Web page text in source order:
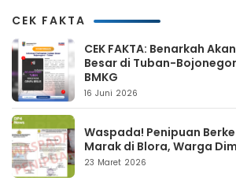
CEK FAKTA
CEK FAKTA: Benarkah
Besar di Tuban-
BMKG
16 Juni 2026
Waspada! Penipuan
Marak di Blora, Warga
23 Maret 2026